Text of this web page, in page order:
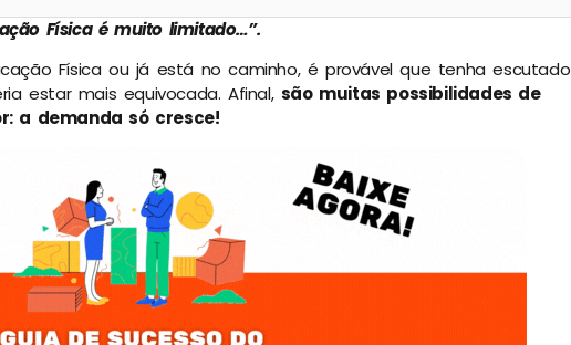
Física é muito limitado…”.
Física ou já está no caminho, é provável que tenha escutado
estar mais equivocada. Afinal, são muitas possibilidades de
a demanda só cresce!